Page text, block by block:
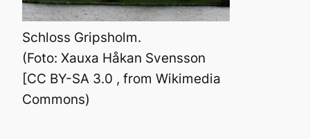
Schloss Gripsholm.
(Foto: Xauxa Håkan Svensson
[CC BY-SA 3.0 , from Wikimedia
Commons)